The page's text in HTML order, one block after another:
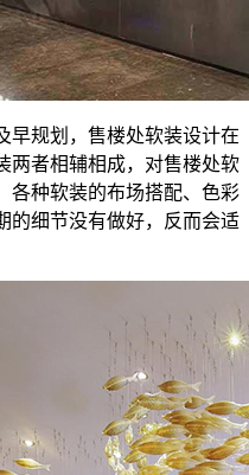
早规划，售楼处软装设计在
两者相辅相成，对售楼处软
各种软装的布场搭配、色彩
的细节没有做好，反而会适